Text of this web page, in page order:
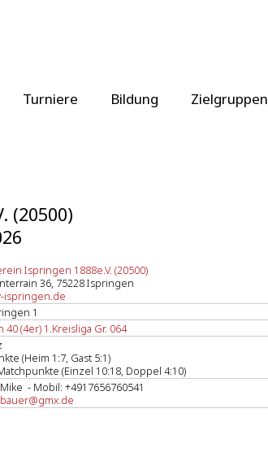
Turniere Bildung Zielgruppen
(20500)
Ispringen 1888e.V. (20500)
36, 75228 Ispringen
ispringen.de
1
40 (4er) 1.Kreisliga Gr. 064
(Heim 1:7, Gast 5:1)
(Einzel 10:18, Doppel 4:10)
- Mobil: +4917656760541